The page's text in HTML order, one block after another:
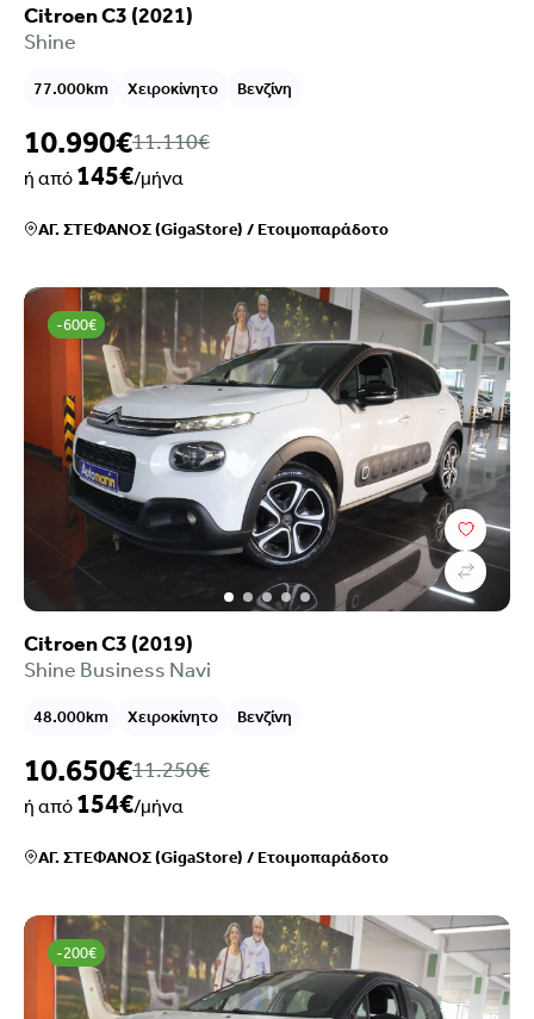
Citroen C3 (2021)
Shine
77.000km Χειροκίνητο Βενζίνη
10.990€11.110€
ή από 145€/μήνα
ΑΓ. ΣΤΕΦΑΝΟΣ (GigaStore) /Ετοιμοπαράδοτο
-600€
Citroen C3 (2019)
Shine Business Navi
48.000km Χειροκίνητο Βενζίνη
10.650€11.250€
ή από 154€/μήνα
ΑΓ. ΣΤΕΦΑΝΟΣ (GigaStore) /Ετοιμοπαράδοτο
-200€